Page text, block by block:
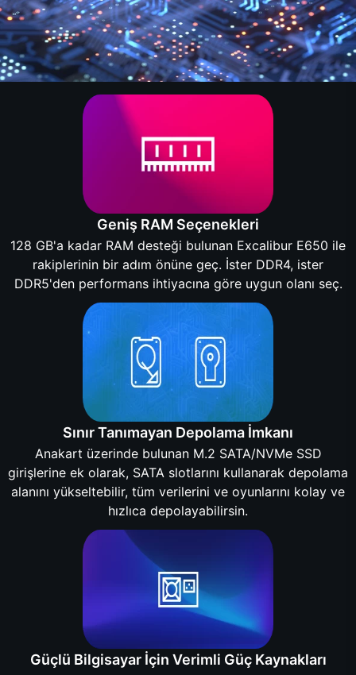
Geniş RAM Seçenekleri
128 GB'a kadar RAM desteği bulunan Excalibur E650 ile
rakiplerinin bir adım önüne geç. İster DDR4, ister
DDR5'den performans ihtiyacına göre uygun olanı seç.
Sınır Tanımayan Depolama İmkanı
Anakart üzerinde bulunan M.2 SATA/NVMe SSD
girişlerine ek olarak, SATA slotlarını kullanarak depolama
alanını yükseltebilir, tüm verilerini ve oyunlarını kolay ve
hızlıca depolayabilirsin.
Güçlü Bilgisayar İçin Verimli Güç Kaynakları